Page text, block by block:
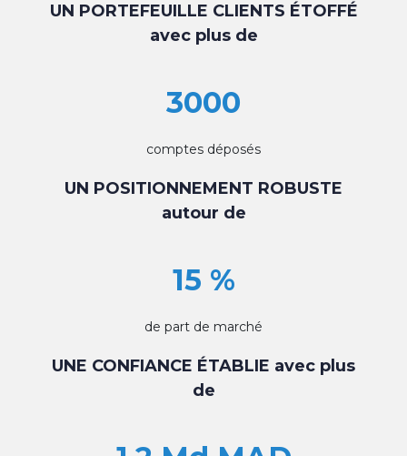
UN PORTEFEUILLE CLIENTS ÉTOFFÉ
avec plus de
3000
comptes déposés
UN POSITIONNEMENT ROBUSTE
autour de
15 %
de part de marché
UNE CONFIANCE ÉTABLIE avec plus
de